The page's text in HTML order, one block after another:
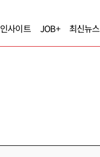
인사이트 JOB+ 최신뉴스